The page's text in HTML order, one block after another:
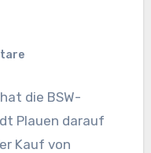
die BSW-
Plauen darauf
Kauf von